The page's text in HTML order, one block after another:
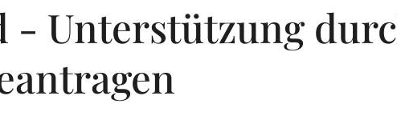
- Unterstützung